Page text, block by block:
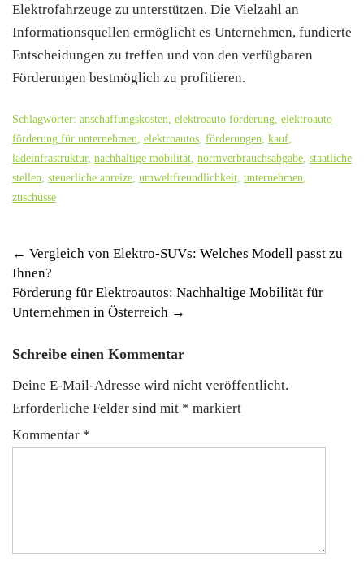
Elektrofahrzeuge zu unterstützen. Die Vielzahl an
Informationsquellen ermöglicht es Unternehmen, fundierte
Entscheidungen zu treffen und von den verfügbaren
Förderungen bestmöglich zu profitieren.
Schlagwörter: anschaffungskosten elektroauto förderung elektroauto
förderung für unternehmen elektroautos förderungen kauf
ladeinfrastruktur, nachhaltige mobilität normverbrauchsabgabe staatliche
stellen steuerliche anreize umweltfreundlichkeit unternehmen
zuschüsse
Post
navigation
← Vergleich von Elektro-SUVs: Welches Modell passt zu
Ihnen?
Förderung für Elektroautos: Nachhaltige Mobilität für
Unternehmen in Österreich →
Schreibe einen Kommentar
Deine E-Mail-Adresse wird nicht veröffentlicht.
Erforderliche Felder sind mit * markiert
Kommentar *